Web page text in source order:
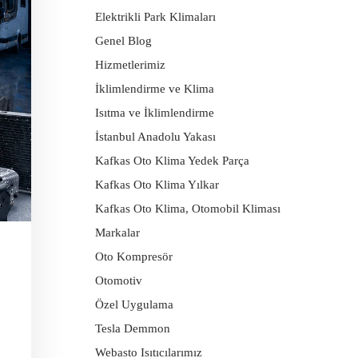
Elektrikli Park Klimaları
Genel Blog
Hizmetlerimiz
İklimlendirme ve Klima
Isıtma ve İklimlendirme
İstanbul Anadolu Yakası
Kafkas Oto Klima Yedek Parça
Kafkas Oto Klima Yılkar
Kafkas Oto Klima, Otomobil Kliması
Markalar
Oto Kompresör
Otomotiv
Özel Uygulama
Tesla Demmon
Webasto Isıtıcılarımız